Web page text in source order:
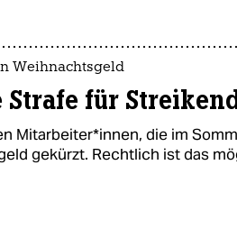
Weihnachtsgeld
für
Mitarbeiter*innen, die im
gekürzt. Rechtlich ist das